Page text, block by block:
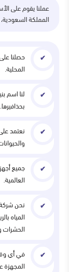
عملنا يقوم على
المملكة
حصلنا
المحلية.
لنا اسم
بحذافيرها.
نعتمد
جميع
العالمية.
نحن
المياه
الحشرات
في أي
المجهزة